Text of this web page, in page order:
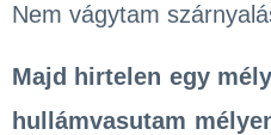
Nem vágytam
Majd hirtelen egy
hullámvasutam